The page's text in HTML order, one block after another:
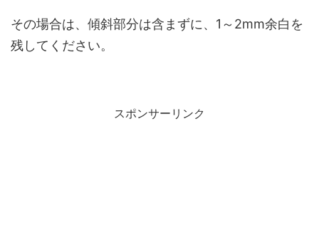
その場合は、傾斜部分は含まずに、1～2mm余白を
残してください。
スポンサーリンク